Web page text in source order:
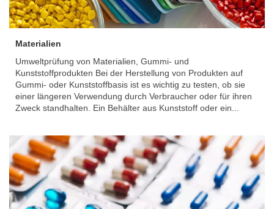
Materialien
Umweltprüfung von Materialien, Gummi- und
Kunststoffprodukten Bei der Herstellung von Produkten auf
Gummi- oder Kunststoffbasis ist es wichtig zu testen, ob sie
einer längeren Verwendung durch Verbraucher oder für ihren
Zweck standhalten. Ein Behälter aus Kunststoff oder ein...